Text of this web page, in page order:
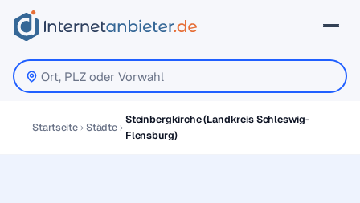
Startseite Städte
Steinbergkirche (Landkreis Schleswig-
Flensburg)